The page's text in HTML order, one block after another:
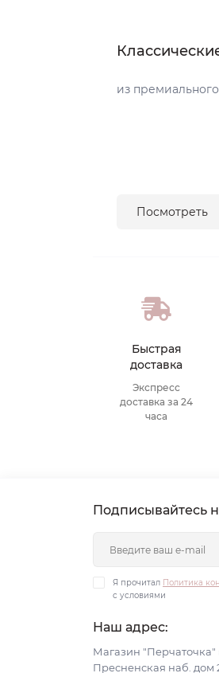
из
Посмотреть
Быстрая
доставка
Экспресс
доставка за 24
часа
Подписывайтесь
Я прочитал Политика
с условиями
Наш адрес:
Магазин
Пресненская наб. дом